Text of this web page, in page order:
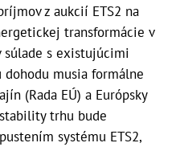
z aukcií ETS2 na
transformácie v
súlade s existujúcimi
dohodu musia formálne
(Rada EÚ) a Európsky
trhu bude
systému ETS2,